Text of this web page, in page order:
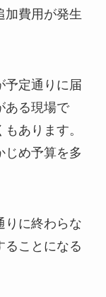
加費用が発生
予定通りに届
ある現場で
あります。
じめ予算を多
りに終わらな
ることになる